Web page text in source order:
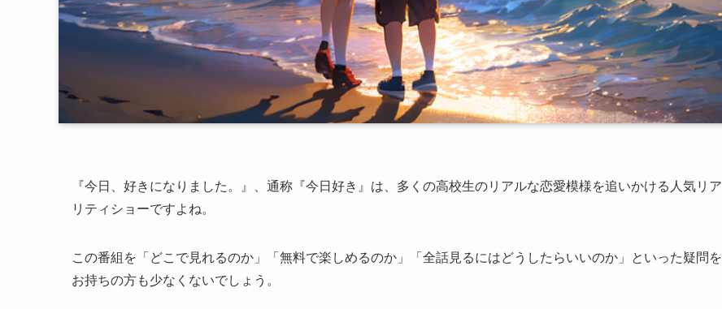
『今日、好きになりました。』、通称『今日好き』は、多くの高校生のリアルな恋愛模様を追いかける人気リア
リティショーですよね。
この番組を「どこで見れるのか」「無料で楽しめるのか」「全話見るにはどうしたらいいのか」といった疑問を
お持ちの方も少なくないでしょう。